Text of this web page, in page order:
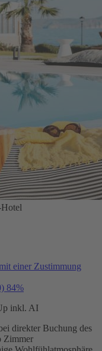
einer Zustimmung
84%
inkl. AI
direkter Buchung des
Zimmer